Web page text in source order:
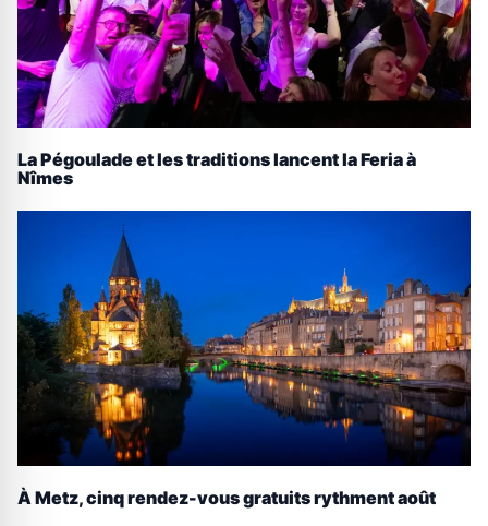
La Pégoulade et les traditions lancent la Feria à
Nîmes
À Metz, cinq rendez-vous gratuits rythment août